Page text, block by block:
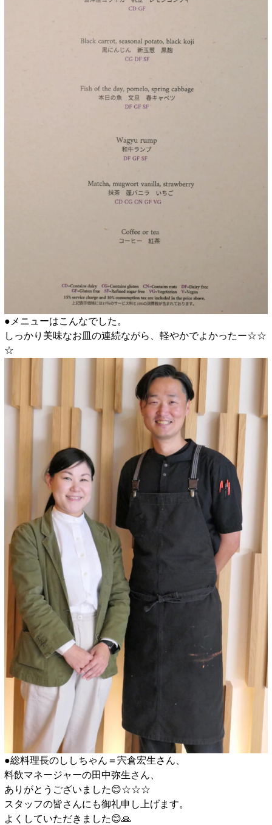
●メニューはこんなでした。
しっかり美味なお皿の連続ながら、軽やかでよかったー☆☆
☆
●総料理長のししちゃん＝宍倉宏生さん、
料飲マネージャーの田中弥生さん、
ありがとうございました😊☆☆☆
スタッフの皆さんにも御礼申し上げます。
よくしていただきました😊🙏